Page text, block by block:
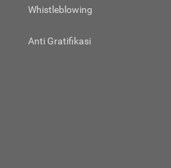
Whistleblowing
Anti Gratifikasi